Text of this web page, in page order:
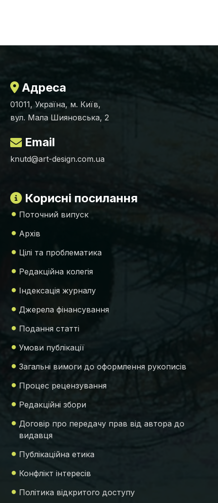
Адреса
01011, Україна, м. Київ,
вул. Мала Шияновська, 2
Email
knutd@art-design.com.ua
Корисні посилання
Поточний випуск
Архів
Цілі та проблематика
Редакційна колегія
Індексація журналу
Джерела фінансування
Подання статті
Умови публікації
Загальні вимоги до оформлення рукописів
Процес рецензування
Редакційні збори
Договір про передачу прав від автора до
видавця
Публікаційна етика
Конфлікт інтересів
Політика відкритого доступу